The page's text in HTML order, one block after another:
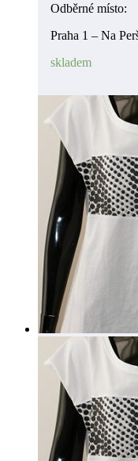
Odběrné místo:
Praha 1 – Na
skladem